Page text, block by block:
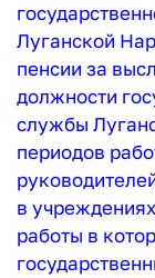
Луганской
пенсии за
должности
службы
периодов
в
работы в